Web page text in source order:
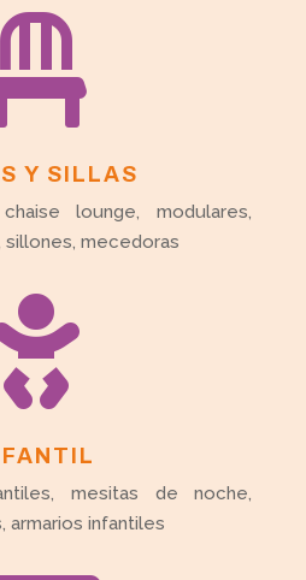
Y SILLAS
lounge, modulares,
sillones, mecedoras
mesitas de noche,
armarios infantiles